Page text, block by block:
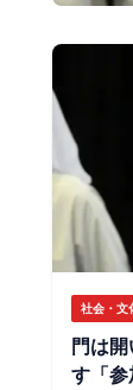
社会・文
門は
す「参